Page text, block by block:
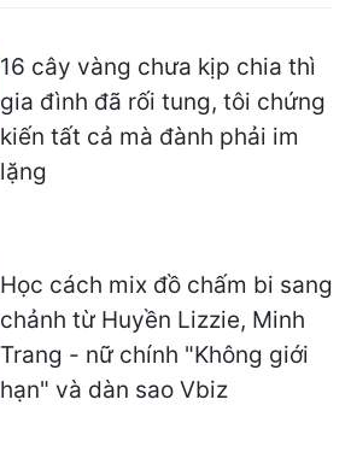
16 cây vàng chưa kịp chia thì
gia đình đã rối tung, tôi chứng
kiến tất cả mà đành phải im
lặng
Học cách mix đồ chấm bi sang
chảnh từ Huyền Lizzie, Minh
Trang - nữ chính "Không giới
hạn" và dàn sao Vbiz